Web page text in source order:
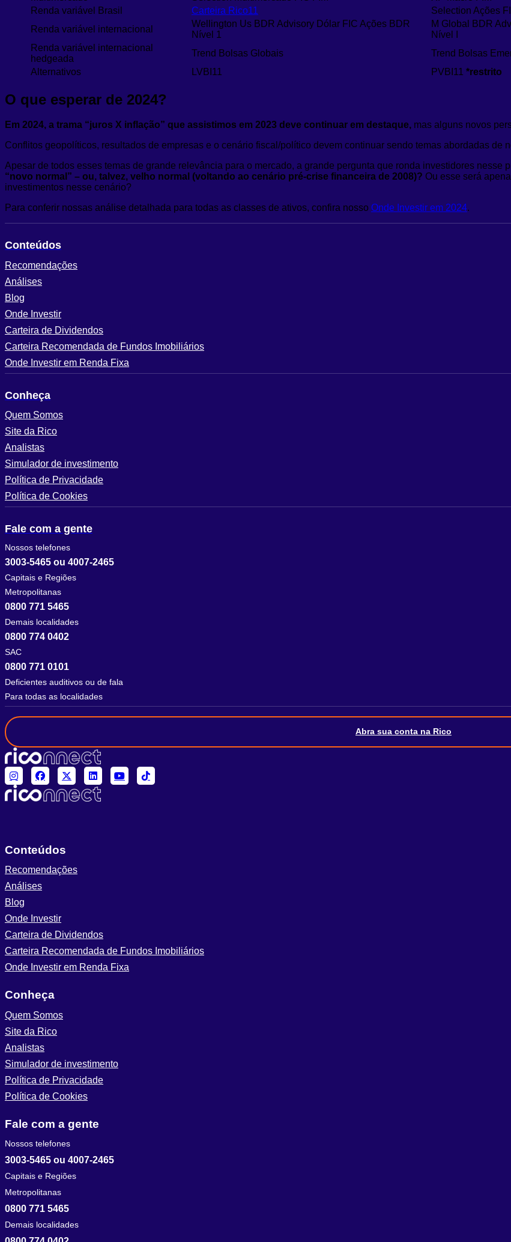
Renda variável Brasil
Carteira Rico11 Selection Ações
Renda variável internacional
Wellington Us BDR Advisory Dólar FIC Ações BDR
Nível 1
M Global BDR
Nível I
Renda variável internacional
hedgeada
Trend Bolsas Globais Trend Bolsas
Alternativos
LVBI11 PVBI11 *restrito
O que esperar de 2024?
Em 2024, a trama “juros X inflação” que assistimos em 2023 deve continuar em destaque, mas alguns novos
Conflitos geopolíticos, resultados de empresas e o cenário fiscal/político devem continuar sendo temas abordadas de
Apesar de todos esses temas de grande relevância para o mercado, a grande pergunta que ronda investidores nesse
“novo normal” – ou, talvez, velho normal (voltando ao cenário pré-crise financeira de 2008)? Ou esse será
investimentos nesse cenário?
Para conferir nossas análise detalhada para todas as classes de ativos, confira nosso Onde Investir em 2024.
Conteúdos
Recomendações
Análises
Blog
Onde Investir
Carteira de Dividendos
Carteira Recomendada de Fundos Imobiliários
Onde Investir em Renda Fixa
Conheça
Quem Somos
Site da Rico
Analistas
Simulador de investimento
Política de Privacidade
Política de Cookies
Fale com a gente
Nossos telefones
3003-5465 ou 4007-2465
Capitais e Regiões
Metropolitanas
0800 771 5465
Demais localidades
0800 774 0402
SAC
0800 771 0101
Deficientes auditivos ou de fala
Para todas as localidades
Abra sua conta na Rico
Conteúdos
Recomendações
Análises
Blog
Onde Investir
Carteira de Dividendos
Carteira Recomendada de Fundos Imobiliários
Onde Investir em Renda Fixa
Conheça
Quem Somos
Site da Rico
Analistas
Simulador de investimento
Política de Privacidade
Política de Cookies
Fale com a gente
Nossos telefones
3003-5465 ou 4007-2465
Capitais e Regiões
Metropolitanas
0800 771 5465
Demais localidades